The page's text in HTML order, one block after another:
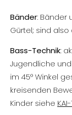
Bänder: Bänder
Gürtel; sind
Bass-Technik:
Jugendliche
im 45° Winkel
kreisenden
Kinder siehe